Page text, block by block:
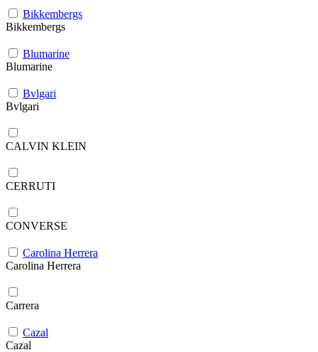
Bikkembergs
Bikkembergs
Blumarine
Blumarine
Bvlgari
Bvlgari
CALVIN KLEIN
CERRUTI
CONVERSE
Carolina Herrera
Carolina Herrera
Carrera
Cazal
Cazal